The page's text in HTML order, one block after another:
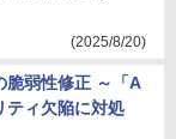
(2025/8/20)
脆弱性修正 ～「A
ティ欠陥に対処